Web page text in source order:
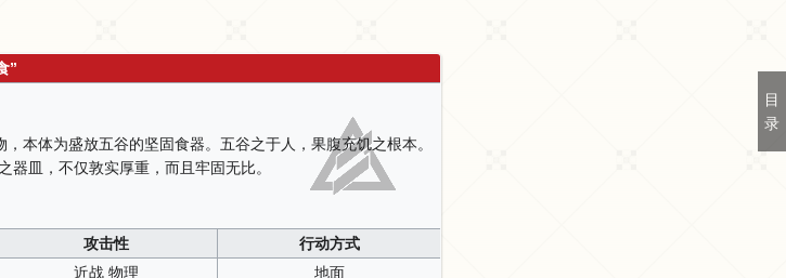
目
录
”
本体为盛放五谷的坚固食器。五谷之于人，果腹充饥之根本。
器皿，不仅敦实厚重，而且牢固无比。
攻击性
行动方式
近战 物理
地面